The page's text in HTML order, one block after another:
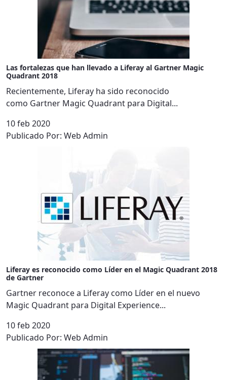
Las fortalezas que han llevado a Liferay al Gartner Magic
Quadrant 2018
Recientemente, Liferay ha sido reconocido
como Gartner Magic Quadrant para Digital...
10 feb 2020
Publicado Por: Web Admin
Liferay es reconocido como Líder en el Magic Quadrant 2018
de Gartner
Gartner reconoce a Liferay como Líder en el nuevo
Magic Quadrant para Digital Experience...
10 feb 2020
Publicado Por: Web Admin